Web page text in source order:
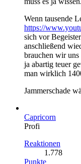
Wenn tausende
https://
sich vor
anschließend
brauchen wir
ja abartig teuer
man wirklich
Jammerschade
Capricorn
Profi
Reaktionen
1.778
Punkte